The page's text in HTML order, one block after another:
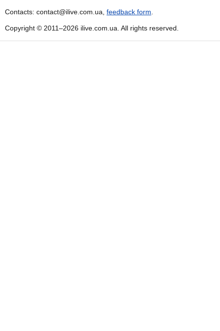
Contacts: contact@ilive.com.ua, feedback form
Copyright © 2011–2026 ilive.com.ua. All rights reserved.